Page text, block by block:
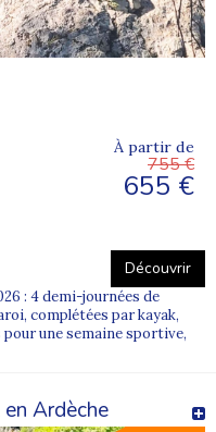
À partir de
755 €
655 €
Découvrir
: 4 demi-journées de
complétées par kayak,
une semaine sportive,
Ardèche